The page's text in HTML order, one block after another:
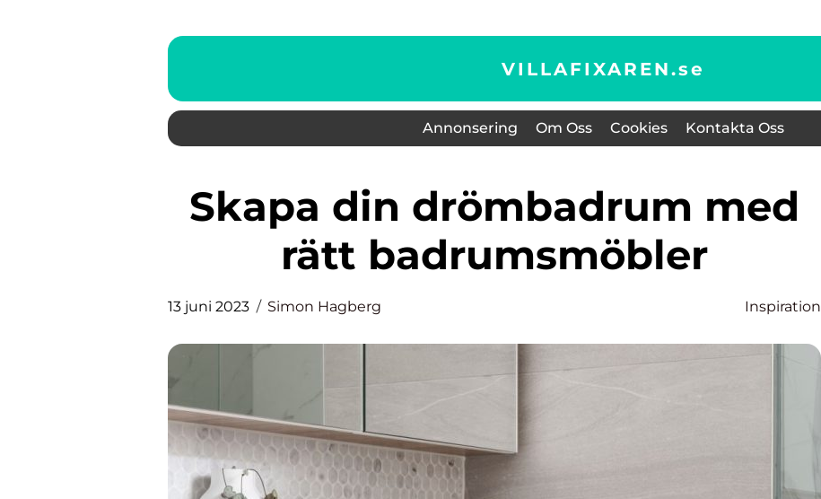
VILLAFIXAREN.se
Annonsering Om Oss Cookies Kontakta Oss
Skapa din drömbadrum med
rätt badrumsmöbler
13 juni 2023 Simon Hagberg Inspiration